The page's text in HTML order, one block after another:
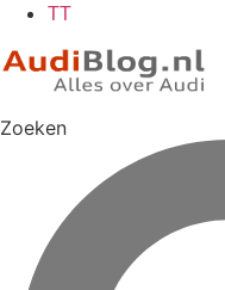
TT
Zoeken